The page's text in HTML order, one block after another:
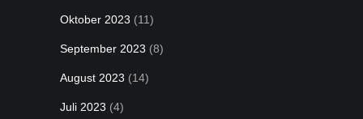
Oktober 2023 (11)
September 2023 (8)
August 2023 (14)
Juli 2023 (4)